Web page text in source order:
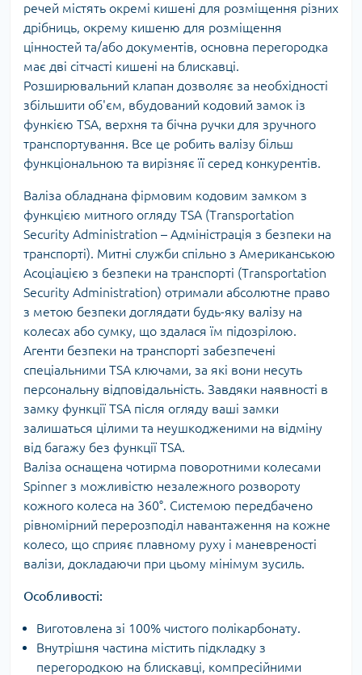
речей містять окремі кишені для розміщення різних
дрібниць, окрему кишеню для розміщення
цінностей та/або документів, основна перегородка
має дві сітчасті кишені на блискавці.
Розширювальний клапан дозволяє за необхідності
збільшити об'єм, вбудований кодовий замок із
функією TSA, верхня та бічна ручки для зручного
транспортування. Все це робить валізу більш
функціональною та вирізняє її серед конкурентів.
Валіза обладнана фірмовим кодовим замком з
функцією митного огляду TSA (Transportation
Security Administration – Адміністрація з безпеки на
транспорті). Митні служби спільно з Американською
Асоціацією з безпеки на транспорті (Transportation
Security Administration) отримали абсолютне право
з метою безпеки доглядати будь-яку валізу на
колесах або сумку, що здалася їм підозрілою.
Агенти безпеки на транспорті забезпечені
спеціальними TSA ключами, за які вони несуть
персональну відповідальність. Завдяки наявності в
замку функції TSA після огляду ваші замки
залишаться цілими та неушкодженими на відміну
від багажу без функції TSA.
Валіза оснащена чотирма поворотними колесами
Spinner з можливістю незалежного розвороту
кожного колеса на 360°. Системою передбачено
рівномірний перерозподіл навантаження на кожне
колесо, що сприяє плавному руху і маневреності
валізи, докладаючи при цьому мінімум зусиль.
Особливості:
Виготовлена зі 100% чистого полікарбонату.
Внутрішня частина містить підкладку з
перегородкою на блискавці, компресійними